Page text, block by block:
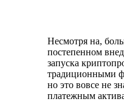
Несмотря на,
постепенном
запуска
традиционными
но это вовсе не
платежным